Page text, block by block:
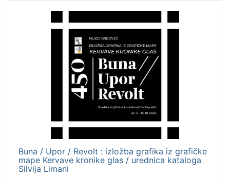
Digitalna zbirka Zaprešića
Buna / Upor / Revolt : izložba grafika iz grafičke
mape Kervave kronike glas / urednica kataloga
Silvija Limani